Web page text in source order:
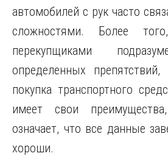
автомобилей с рук часто
сложностями. Более
перекупщиками
определенных препятствий,
покупка транспортного
имеет свои
означает, что все данные
хороши.